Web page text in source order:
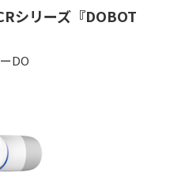
シリーズ『DOBOT
DO